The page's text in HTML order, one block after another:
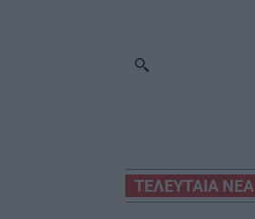
ΤΕΛΕΥΤΑΙΑ ΝΕΑ